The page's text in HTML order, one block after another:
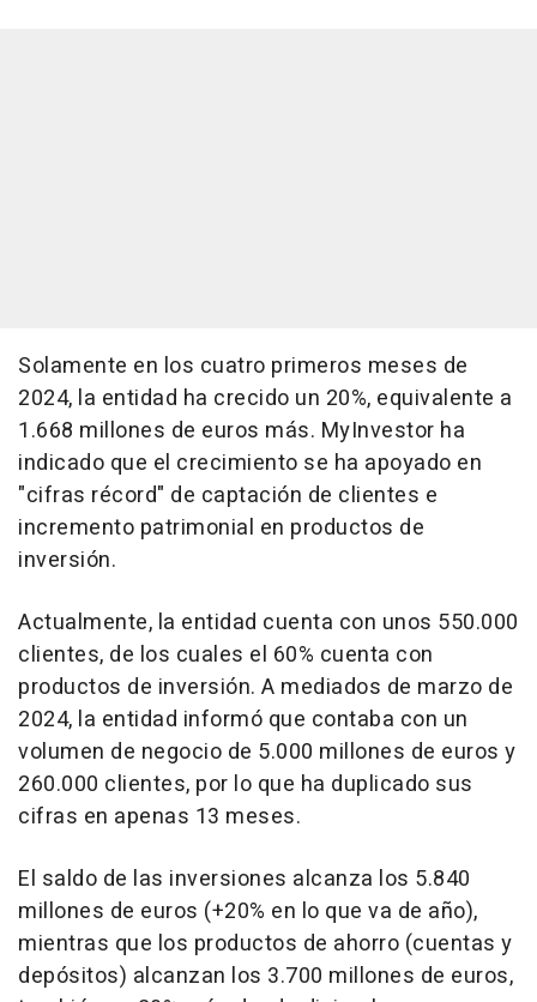
Solamente en los cuatro primeros meses de
2024, la entidad ha crecido un 20%, equivalente a
1.668 millones de euros más. MyInvestor ha
indicado que el crecimiento se ha apoyado en
"cifras récord" de captación de clientes e
incremento patrimonial en productos de
inversión.
Actualmente, la entidad cuenta con unos 550.000
clientes, de los cuales el 60% cuenta con
productos de inversión. A mediados de marzo de
2024, la entidad informó que contaba con un
volumen de negocio de 5.000 millones de euros y
260.000 clientes, por lo que ha duplicado sus
cifras en apenas 13 meses.
El saldo de las inversiones alcanza los 5.840
millones de euros (+20% en lo que va de año),
mientras que los productos de ahorro (cuentas y
depósitos) alcanzan los 3.700 millones de euros,